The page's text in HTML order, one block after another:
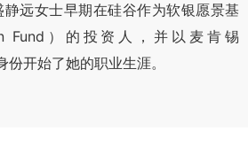
远女士早期在硅谷作为软银愿景基
Fund）的投资人，并以麦肯锡
份开始了她的职业生涯。